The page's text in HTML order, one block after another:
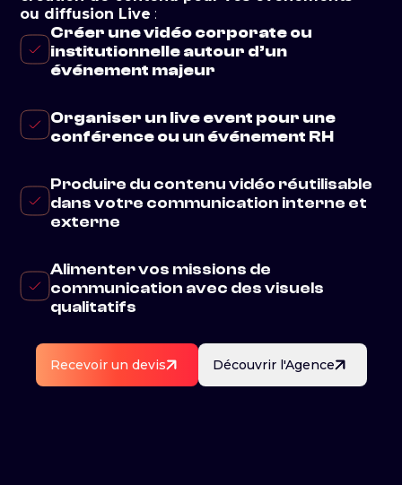
ou diffusion Live :
Créer une vidéo corporate ou
institutionnelle autour d’un
événement majeur
Organiser un live event pour une
conférence ou un événement RH
Produire du contenu vidéo réutilisable
dans votre communication interne et
externe
Alimenter vos missions de
communication avec des visuels
qualitatifs
Recevoir un devis Découvrir l'Agence